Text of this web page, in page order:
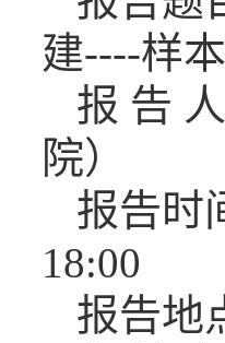
建----样
报 告
院）
报告时
18:00
报告地